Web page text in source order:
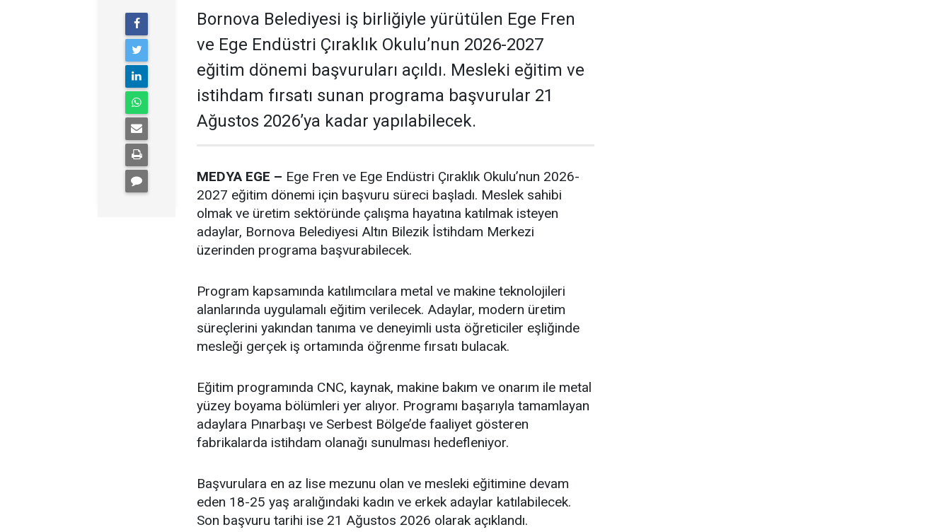
Bornova Belediyesi iş birliğiyle yürütülen Ege Fren
ve Ege Endüstri Çıraklık Okulu’nun 2026-2027
eğitim dönemi başvuruları açıldı. Mesleki eğitim ve
istihdam fırsatı sunan programa başvurular 21
Ağustos 2026’ya kadar yapılabilecek.
MEDYA EGE – Ege Fren ve Ege Endüstri Çıraklık Okulu’nun 2026-
2027 eğitim dönemi için başvuru süreci başladı. Meslek sahibi
olmak ve üretim sektöründe çalışma hayatına katılmak isteyen
adaylar, Bornova Belediyesi Altın Bilezik İstihdam Merkezi
üzerinden programa başvurabilecek.
Program kapsamında katılımcılara metal ve makine teknolojileri
alanlarında uygulamalı eğitim verilecek. Adaylar, modern üretim
süreçlerini yakından tanıma ve deneyimli usta öğreticiler eşliğinde
mesleği gerçek iş ortamında öğrenme fırsatı bulacak.
Eğitim programında CNC, kaynak, makine bakım ve onarım ile metal
yüzey boyama bölümleri yer alıyor. Programı başarıyla tamamlayan
adaylara Pınarbaşı ve Serbest Bölge’de faaliyet gösteren
fabrikalarda istihdam olanağı sunulması hedefleniyor.
Başvurulara en az lise mezunu olan ve mesleki eğitimine devam
eden 18-25 yaş aralığındaki kadın ve erkek adaylar katılabilecek.
Son başvuru tarihi ise 21 Ağustos 2026 olarak açıklandı.